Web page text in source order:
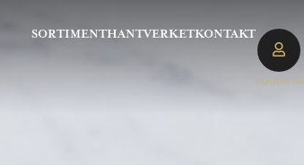
SORTIMENTHANTVERKETKONTAKT
LOGGA IN